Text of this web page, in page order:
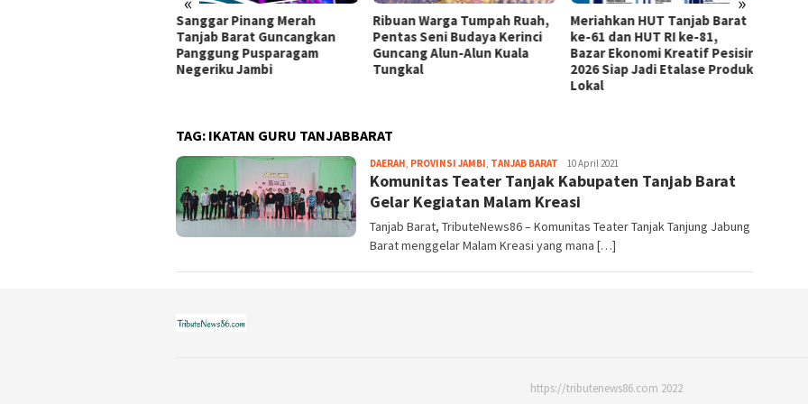
Sanggar Pinang Merah
Tanjab Barat Guncangkan
Panggung Pusparagam
Negeriku Jambi
Ribuan Warga Tumpah Ruah,
Pentas Seni Budaya Kerinci
Guncang Alun-Alun Kuala
Tungkal
Meriahkan HUT Tanjab Barat
ke-61 dan HUT RI ke-81,
Bazar Ekonomi Kreatif Pesisir
2026 Siap Jadi Etalase Produk
Lokal
TAG: IKATAN GURU TANJABBARAT
DAERAH PROVINSI JAMBI TANJAB BARAT tribute
10 April 2021
Komunitas Teater Tanjak Kabupaten Tanjab Barat
Gelar Kegiatan Malam Kreasi
Tanjab Barat, TributeNews86 – Komunitas Teater Tanjak Tanjung Jabung
Barat menggelar Malam Kreasi yang mana […]
https://tributenews86.com 2022